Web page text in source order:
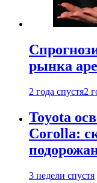
рынка
2 года спустя2
Toyota
Corolla:
3 недели спустя